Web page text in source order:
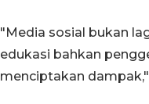
"Media sosial bukan
edukasi bahkan
menciptakan